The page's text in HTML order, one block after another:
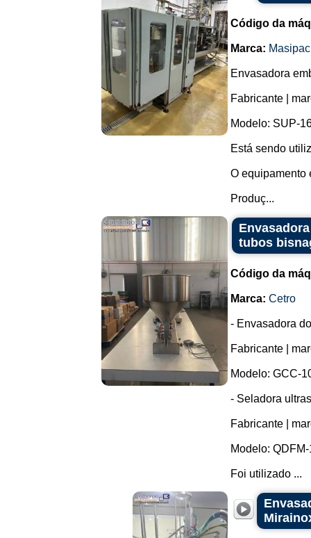
Código da
Marca:
Envasadora
Fabricante |
Modelo: SUP-
Está sendo
O equipamento
Produç...
tubos
Código da
Marca: Cetro
- Envasadora
Fabricante |
Modelo: GCC-
- Seladora
Fabricante |
Modelo:
Foi utilizado ...